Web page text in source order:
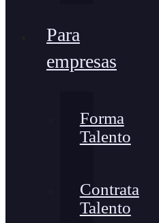
Para
empresas
Forma
Talento
Contrata
Talento